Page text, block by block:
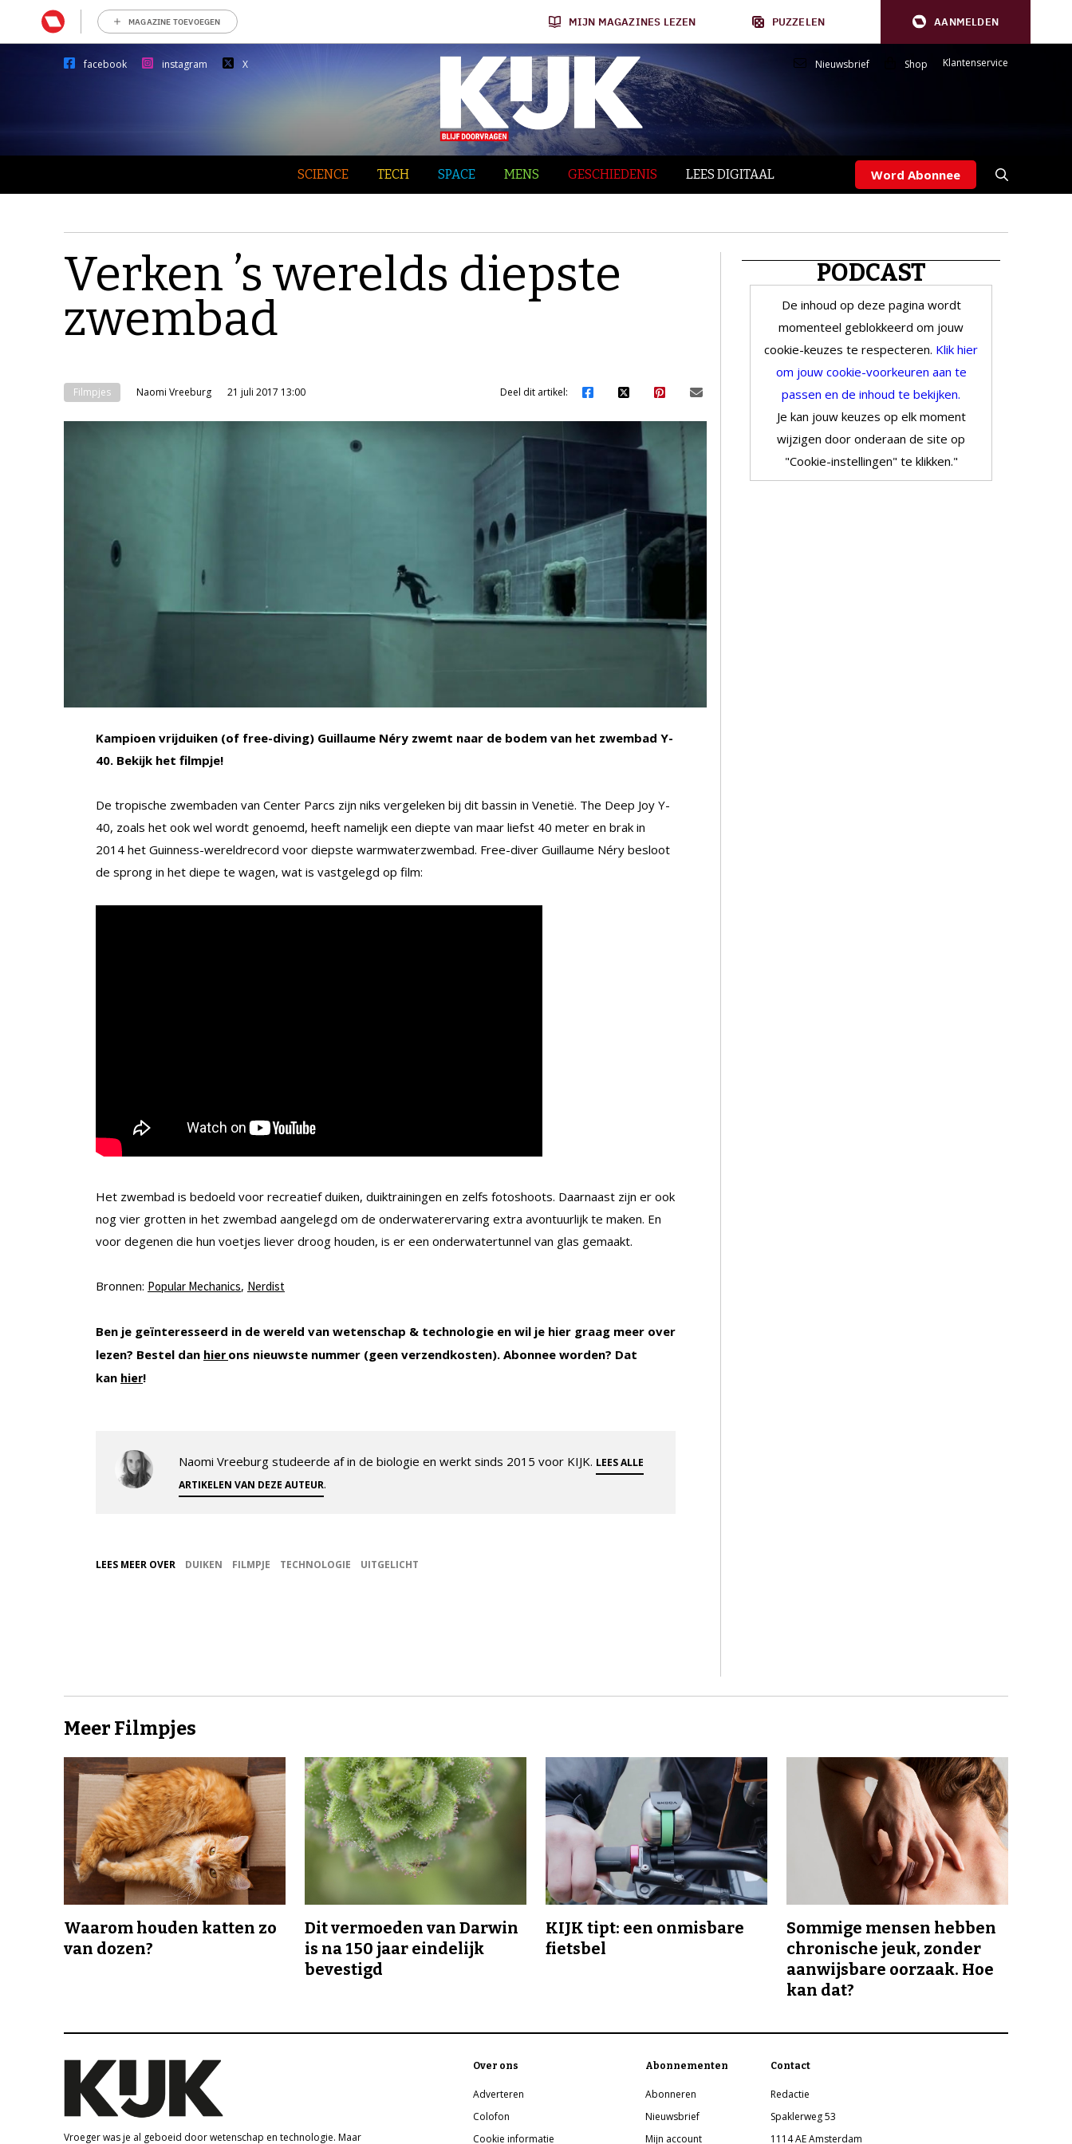
MAGAZINE TOEVOEGEN MIJN MAGAZINES LEZEN PUZZELEN AANMELDEN
facebook instagram X Nieuwsbrief Shop Klantenservice
SCIENCE TECH SPACE MENS GESCHIEDENIS LEES DIGITAAL Word Abonnee
Verken ’s werelds diepste
zwembad
Filmpjes Naomi Vreeburg 21 juli 2017 13:00 Deel dit artikel:
Kampioen vrijduiken (of free-diving) Guillaume Néry zwemt naar de bodem van het zwembad Y-
40. Bekijk het filmpje!
De tropische zwembaden van Center Parcs zijn niks vergeleken bij dit bassin in Venetië. The Deep Joy Y-
40, zoals het ook wel wordt genoemd, heeft namelijk een diepte van maar liefst 40 meter en brak in
2014 het Guinness-wereldrecord voor diepste warmwaterzwembad. Free-diver Guillaume Néry besloot
de sprong in het diepe te wagen, wat is vastgelegd op film:
Het zwembad is bedoeld voor recreatief duiken, duiktrainingen en zelfs fotoshoots. Daarnaast zijn er ook
nog vier grotten in het zwembad aangelegd om de onderwaterervaring extra avontuurlijk te maken. En
voor degenen die hun voetjes liever droog houden, is er een onderwatertunnel van glas gemaakt.
Bronnen: Popular Mechanics, Nerdist
Ben je geïnteresseerd in de wereld van wetenschap & technologie en wil je hier graag meer over
lezen? Bestel dan hier ons nieuwste nummer (geen verzendkosten). Abonnee worden? Dat
kan hier!
Naomi Vreeburg studeerde af in de biologie en werkt sinds 2015 voor KIJK. LEES ALLE
ARTIKELEN VAN DEZE AUTEUR.
LEES MEER OVER DUIKEN FILMPJE TECHNOLOGIE UITGELICHT
PODCAST
De inhoud op deze pagina wordt
momenteel geblokkeerd om jouw
cookie-keuzes te respecteren. Klik hier
om jouw cookie-voorkeuren aan te
passen en de inhoud te bekijken.
Je kan jouw keuzes op elk moment
wijzigen door onderaan de site op
"Cookie-instellingen" te klikken."
Meer Filmpjes
Waarom houden katten zo
van dozen?
Dit vermoeden van Darwin
is na 150 jaar eindelijk
bevestigd
KIJK tipt: een onmisbare
fietsbel
Sommige mensen hebben
chronische jeuk, zonder
aanwijsbare oorzaak. Hoe
kan dat?
Vroeger was je al geboeid door wetenschap en technologie. Maar
Over ons
Adverteren
Colofon
Cookie informatie
Abonnementen
Abonneren
Nieuwsbrief
Mijn account
Contact
Redactie
Spaklerweg 53
1114 AE Amsterdam